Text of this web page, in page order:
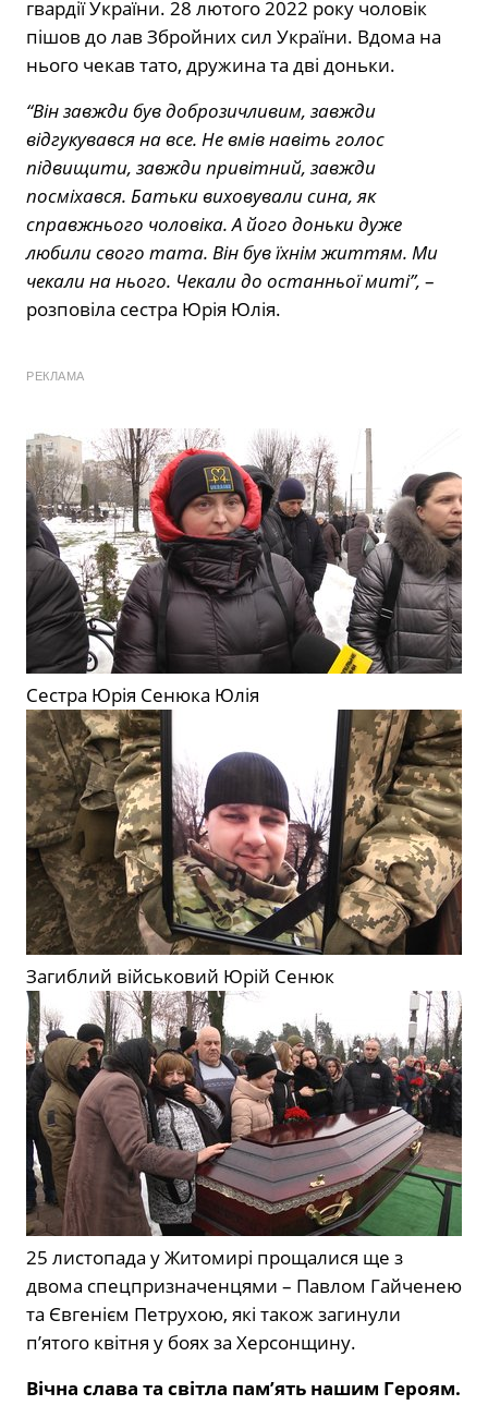
гвардії України. 28 лютого 2022 року чоловік
пішов до лав Збройних сил України. Вдома на
нього чекав тато, дружина та дві доньки.
“Він завжди був доброзичливим, завжди
відгукувався на все. Не вмів навіть голос
підвищити, завжди привітний, завжди
посміхався. Батьки виховували сина, як
справжнього чоловіка. А його доньки дуже
любили свого тата. Він був їхнім життям. Ми
чекали на нього. Чекали до останньої миті”, –
розповіла сестра Юрія Юлія.
РЕКЛАМА
Сестра Юрія Сенюка Юлія
Загиблий військовий Юрій Сенюк
25 листопада у Житомирі прощалися ще з
двома спецпризначенцями – Павлом Гайченею
та Євгенієм Петрухою, які також загинули
п’ятого квітня у боях за Херсонщину.
Вічна слава та світла пам’ять нашим Героям.